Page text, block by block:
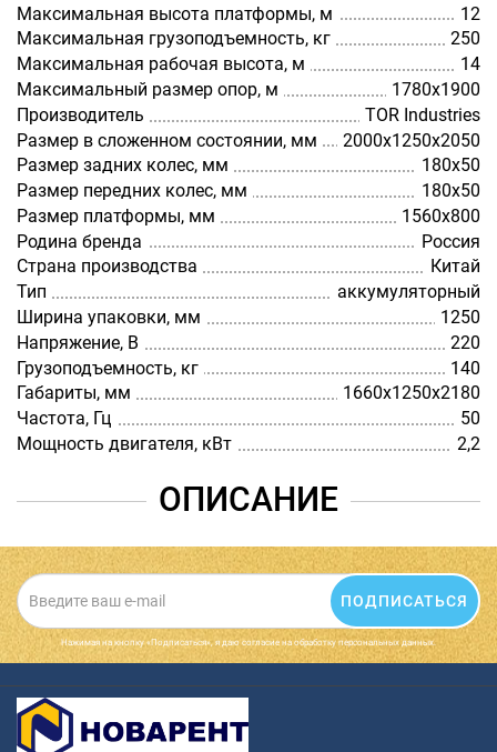
Максимальная высота платформы, м
12
Максимальная грузоподъемность, кг
250
Максимальная рабочая высота, м
14
Максимальный размер опор, м
1780х1900
Производитель
TOR Industries
Размер в сложенном состоянии, мм
2000х1250х2050
Размер задних колес, мм
180х50
Размер передних колес, мм
180х50
Размер платформы, мм
1560х800
Родина бренда
Россия
Страна производства
Китай
Тип
аккумуляторный
Ширина упаковки, мм
1250
Напряжение, В
220
Грузоподъемность, кг
140
Габариты, мм
1660х1250х2180
Частота, Гц
50
Мощность двигателя, кВт
2,2
ОПИСАНИЕ
ПОДПИСАТЬСЯ
Нажимая на кнопку «Подписаться», я даю cогласие на обработку персональных данных.